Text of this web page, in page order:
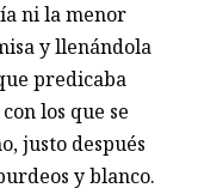
ni la menor
y llenándola
predicaba
los que se
justo después
y blanco.